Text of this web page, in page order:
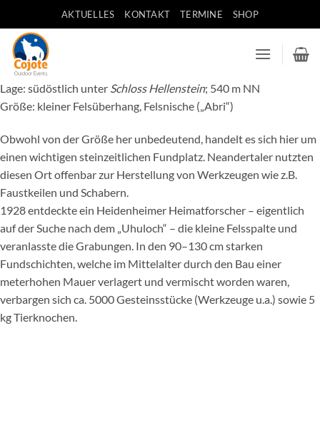
Inhalt
springen
AKTUELLES KONTAKT TERMINE SHOP
Lage: südöstlich unter Schloss Hellenstein; 540 m NN
Größe: kleiner Felsüberhang, Felsnische („Abri“)
Obwohl von der Größe her unbedeutend, handelt es sich hier um
einen wichtigen steinzeitlichen Fundplatz. Neandertaler nutzten
diesen Ort offenbar zur Herstellung von Werkzeugen wie z.B.
Faustkeilen und Schabern.
1928 entdeckte ein Heidenheimer Heimatforscher – eigentlich
auf der Suche nach dem „Uhuloch“ – die kleine Felsspalte und
veranlasste die Grabungen. In den 90–130 cm starken
Fundschichten, welche im Mittelalter durch den Bau einer
meterhohen Mauer verlagert und vermischt worden waren,
verbargen sich ca. 5000 Gesteinsstücke (Werkzeuge u.a.) sowie 5
kg Tierknochen.